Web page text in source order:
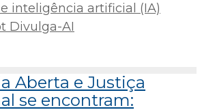
inteligência artificial (IA)
Divulga-AI
Aberta e Justiça
se encontram: